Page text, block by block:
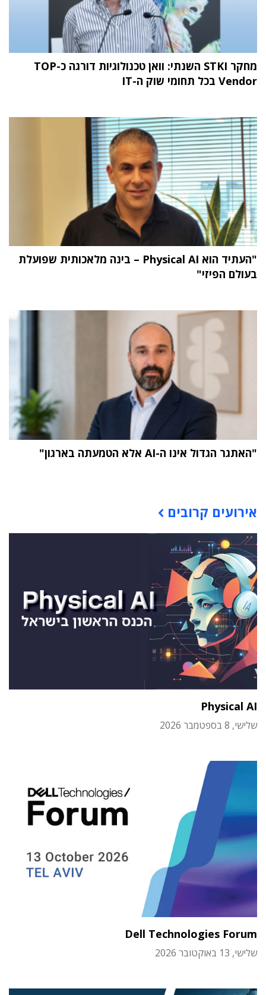
מחקר STKI השנתי: וואן טכנולוגיות דורגה כ-TOP
Vendor בכל תחומי שוק ה-IT
"העתיד הוא Physical AI – בינה מלאכותית שפועלת
בעולם הפיזי"
"האתגר הגדול אינו ה-AI אלא הטמעתה בארגון"
אירועים קרובים
Physical AI
שלישי, 8 בספטמבר 2026
Dell Technologies Forum
שלישי, 13 באוקטובר 2026